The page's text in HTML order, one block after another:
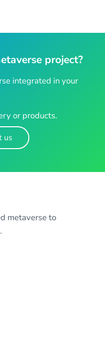
project?
integrated in your
or products.
us
metaverse to